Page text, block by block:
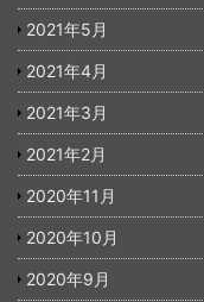
2021年5月
2021年4月
2021年3月
2021年2月
2020年11月
2020年10月
2020年9月